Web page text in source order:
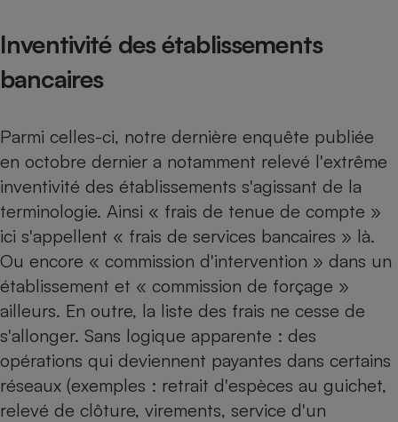
Inventivité des établissements
bancaires
Parmi celles-ci, notre dernière enquête publiée
en octobre dernier a notamment relevé l'extrême
inventivité des établissements s'agissant de la
terminologie. Ainsi « frais de tenue de compte »
ici s'appellent « frais de services bancaires » là.
Ou encore « commission d'intervention » dans un
établissement et « commission de forçage »
ailleurs. En outre, la liste des frais ne cesse de
s'allonger. Sans logique apparente : des
opérations qui deviennent payantes dans certains
réseaux (exemples : retrait d'espèces au guichet,
relevé de clôture, virements, service d'un
Ventilateur
Cafetière à expressos
Robot ménager